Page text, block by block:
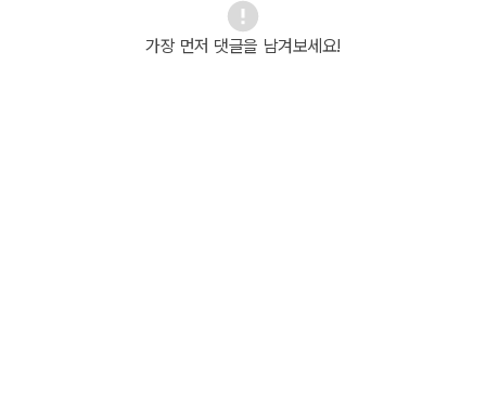
가장 먼저 댓글을 남겨보세요!